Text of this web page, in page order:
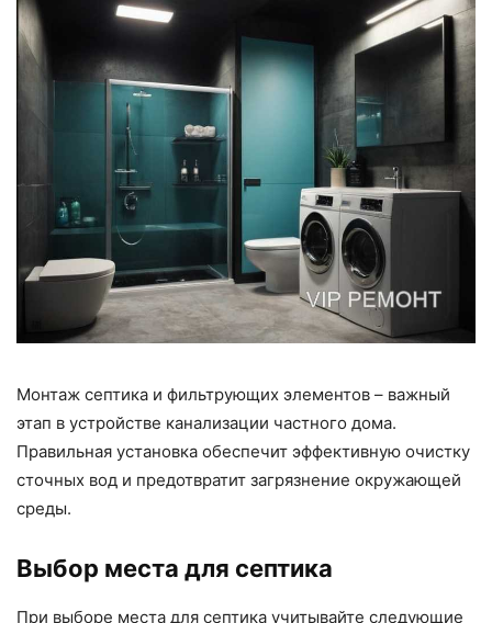
Монтаж септика и фильтрующих элементов – важный
этап в устройстве канализации частного дома.
Правильная установка обеспечит эффективную очистку
сточных вод и предотвратит загрязнение окружающей
среды.
Выбор места для септика
При выборе места для септика учитывайте следующие